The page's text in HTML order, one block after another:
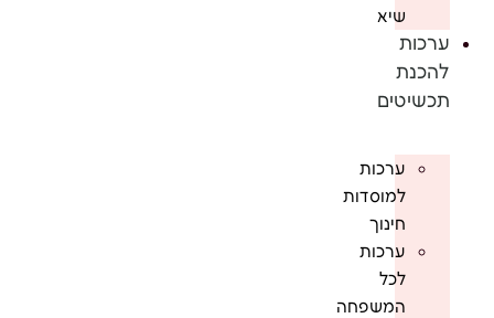
שיא
ערכות
להכנת
תכשיטים
ערכות
למוסדות
חינוך
ערכות
לכל
המשפחה